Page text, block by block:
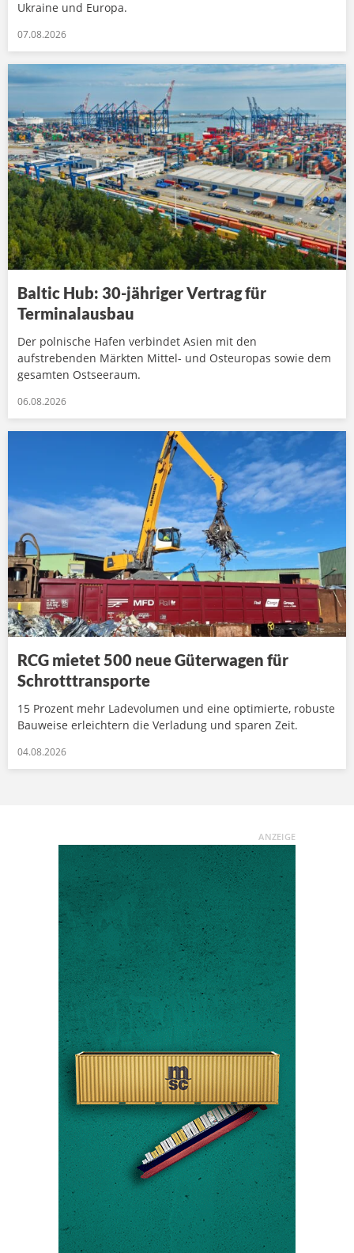
Ukraine und Europa.
07.08.2026
Baltic Hub: 30-jähriger Vertrag für
Terminalausbau
Der polnische Hafen verbindet Asien mit den
aufstrebenden Märkten Mittel- und Osteuropas sowie dem
gesamten Ostseeraum.
06.08.2026
RCG mietet 500 neue Güterwagen für
Schrotttransporte
15 Prozent mehr Ladevolumen und eine optimierte, robuste
Bauweise erleichtern die Verladung und sparen Zeit.
04.08.2026
ANZEIGE